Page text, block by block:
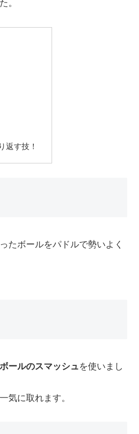
。
返す技！
たボールをパドルで勢いよく
ールのスマッシュ を使いまし
気に取れます。